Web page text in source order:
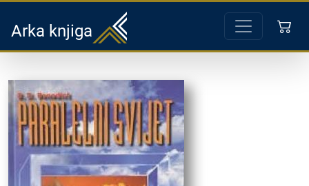
Arka knjiga